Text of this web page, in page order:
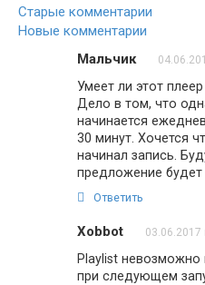
Навигация
по
комментариям
Старые комментарии
Новые комментарии
Мальчик
Умеет ли этот
Дело в том, что
начинается
30 минут. Хочется
начинал запись.
предложение
Ответить
Xobbot 03.06.2017
Playlist
при следующем